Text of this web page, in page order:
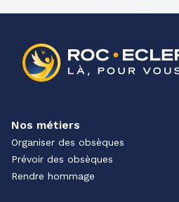
Nos métiers
Organiser des obsèques
Prévoir des obsèques
Rendre hommage